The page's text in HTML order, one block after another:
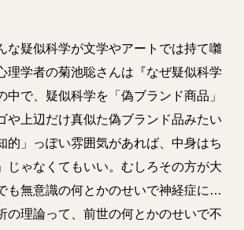
疑似科学が文学やアートでは持て囃
学者の菊池聡さんは『なぜ疑似科学
中で、疑似科学を「偽ブランド商品」
や上辺だけ真似た偽ブランド品みたい
的」っぽい雰囲気があれば、中身はち
じゃなくてもいい。むしろその方が大
も無意識の何とかのせいで神経症に…
の理論って、前世の何とかのせいで不